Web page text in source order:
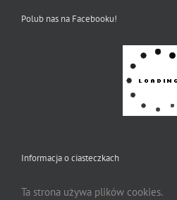
Polub nas na Facebooku!
Informacja o ciasteczkach
Ta strona używa plików cookies.